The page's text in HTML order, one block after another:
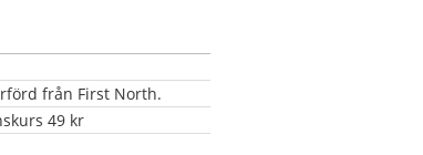
från First North.
49 kr